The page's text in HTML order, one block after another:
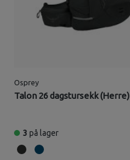
Osprey
Talon 26 dagstursekk (Herre)
3 på lager